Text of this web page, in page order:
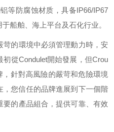
等防腐蚀材质，具备IP66/IP67
船舶、海上平台及石化行业。
苛的環境中必須管理動力時，安
初從Condulet開始發展，但Crou
，針對高風險的嚴苛和危險環境
您信任的品牌進展到下一個階
要的產品組合，提供可靠、有效